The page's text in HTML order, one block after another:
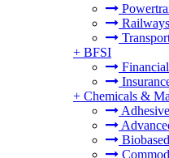
Railways
+ BFSI
+ Chemicals &